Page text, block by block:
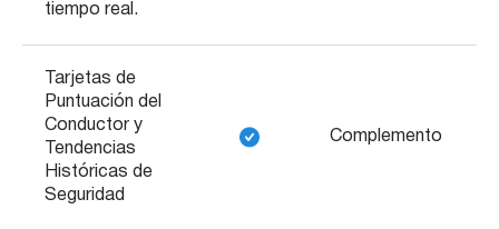
tiempo real.
Tarjetas de
Puntuación del
Conductor y
Tendencias
Históricas de
Seguridad
Complemento